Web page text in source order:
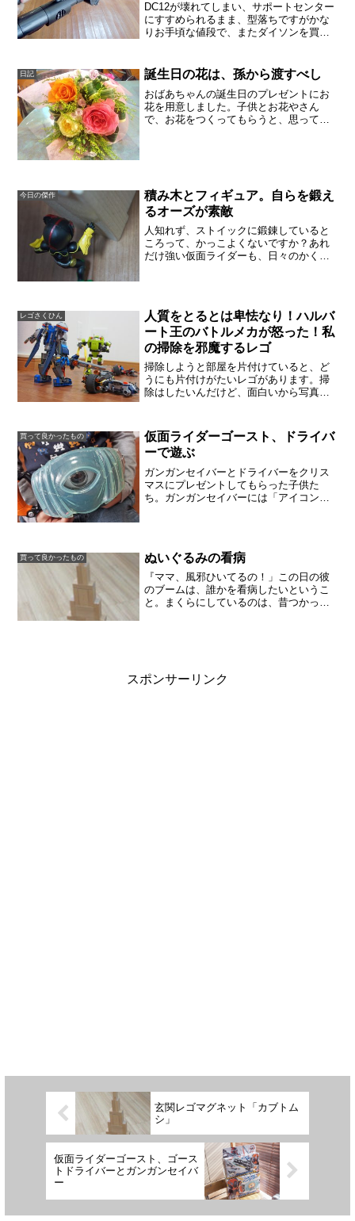
DC12が壊れてしまい、サポートセンター
にすすめられるまま、型落ちですがかな
りお手頃な値段で、またダイソンを買い
す。タングルフリータービンツールを、
なぜ毎日使うかこの...
日記 誕生日の花は、孫から渡すべし
おばあちゃんの誕生日のプレゼントにお
花を用意しました。子供とお花やさん
で、お花をつくってもらうと、思ってい
今日の傑作
積み木とフィギュア。自らを鍛え
るオーズが素敵
人知れず、ストイックに鍛錬していると
ころって、かっこよくないですか？あれ
だけ強い仮面ライダーも、日々のかくれ
レゴさくひん
人質をとるとは卑怯なり！ハルバ
ート王のバトルメカが怒った！私
の掃除を邪魔するレゴ
掃除しようと部屋を片付けていると、ど
うにも片付けがたいレゴがあります。掃
除はしたいんだけど、面白いから写真も
に。しかし、家臣を見捨てる訳にはいき
ません。「こいつの命が惜し...
買って良かったもの
仮面ライダーゴースト、ドライバ
ーで遊ぶ
ガンガンセイバーとドライバーをクリス
マスにプレゼントしてもらった子供た
ち。ガンガンセイバーには「アイコン」
買って良かったもの ぬいぐるみの看病
『ママ、風邪ひいてるの！」この日の彼
のブームは、誰かを看病したいというこ
と。まくらにしているのは、昔つかって
スポンサーリンク
玄関レゴマグネット「カブトム
シ」
仮面ライダーゴースト、ゴース
トドライバーとガンガンセイバ
ー